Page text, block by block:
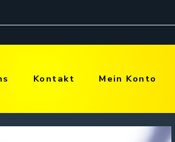
Kontakt Mein Konto